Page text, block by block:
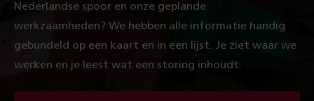
Nederlandse spoor en onze geplande
werkzaamheden? We hebben alle informatie handig
gebundeld op een kaart en in een lijst. Je ziet waar we
werken en je leest wat een storing inhoudt.